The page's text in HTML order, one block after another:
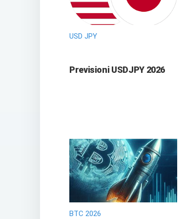
USD JPY
Previsioni USDJPY 2026
BTC 2026